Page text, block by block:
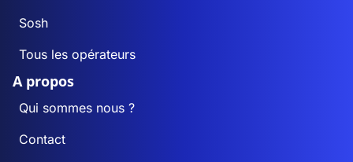
Sosh
Tous les opérateurs
A propos
Qui sommes nous ?
Contact